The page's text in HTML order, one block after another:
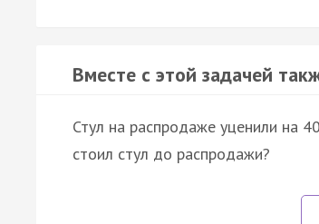
Вместе с этой задачей
Стул на распродаже уценили на
стоил стул до распродажи?